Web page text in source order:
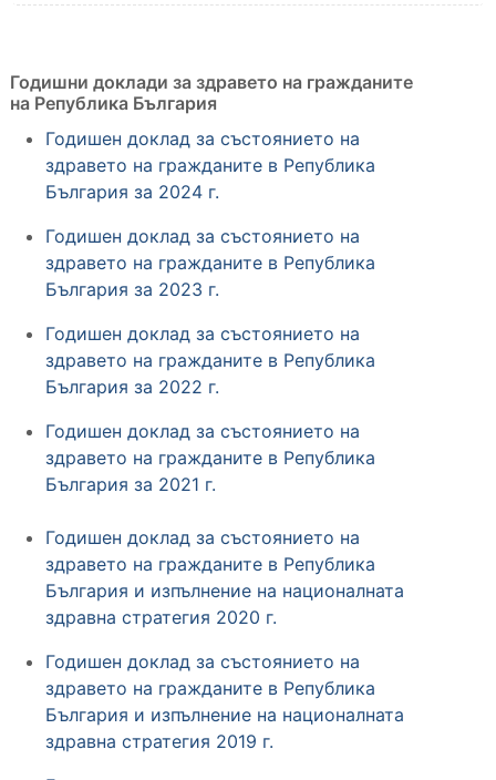
Годишни доклади за здравето на гражданите
на Република България
Годишен доклад за състоянието на
здравето на гражданите в Република
България за 2024 г.
Годишен доклад за състоянието на
здравето на гражданите в Република
България за 2023 г.
Годишен доклад за състоянието на
здравето на гражданите в Република
България за 2022 г.
Годишен доклад за състоянието на
здравето на гражданите в Република
България за 2021 г.
Годишен доклад за състоянието на
здравето на гражданите в Република
България и изпълнение на националната
здравна стратегия 2020 г.
Годишен доклад за състоянието на
здравето на гражданите в Република
България и изпълнение на националната
здравна стратегия 2019 г.